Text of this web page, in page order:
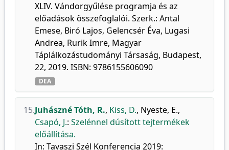
XLIV. Vándorgyűlése programja és az
előadások összefoglalói. Szerk.: Antal
Emese, Biró Lajos, Gelencsér Éva, Lugasi
Andrea, Rurik Imre, Magyar
Táplálkozástudományi Társaság, Budapest,
22, 2019. ISBN: 9786155606090
DEA
15.Juhászné Tóth, R., Kiss, D., Nyeste, E.,
Csapó, J.: Szelénnel dúsított tejtermékek
előállítása.
In: Tavaszi Szél Konferencia 2019: